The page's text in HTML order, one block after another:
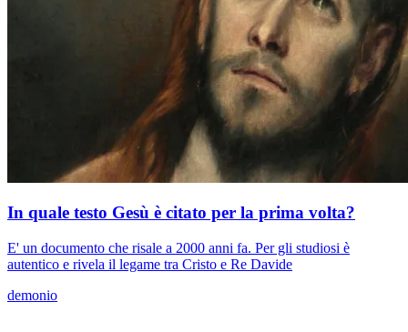
In quale testo Gesù è citato per la prima volta?
E' un documento che risale a 2000 anni fa. Per gli studiosi è
autentico e rivela il legame tra Cristo e Re Davide
demonio